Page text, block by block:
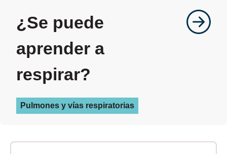
¿Se puede
aprender a
respirar?
Pulmones y vías respiratorias